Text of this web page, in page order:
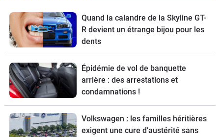
Quand la calandre de la Skyline GT-
R devient un étrange bijou pour les
dents
Épidémie de vol de banquette
arrière : des arrestations et
condamnations !
Volkswagen : les familles héritières
exigent une cure d’austérité sans